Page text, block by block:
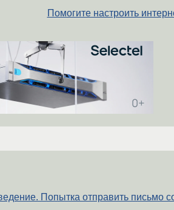
Помогите настроить
Попытка отправить письмо